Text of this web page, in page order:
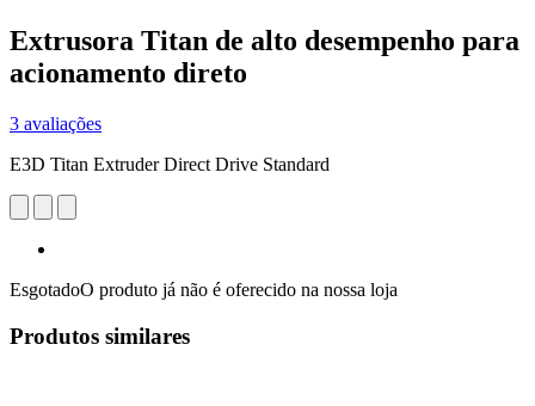
Extrusora Titan de alto desempenho para
acionamento direto
3 avaliações
E3D Titan Extruder Direct Drive Standard
EsgotadoO produto já não é oferecido na nossa loja
Produtos similares